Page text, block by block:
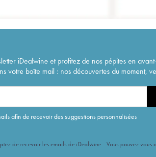
iDealwine et profitez de nos pépites en
votre boîte mail : nos découvertes du moment,
afin de recevoir des suggestions personnalisées
de recevoir les emails de iDealwine. Vous pouvez vous